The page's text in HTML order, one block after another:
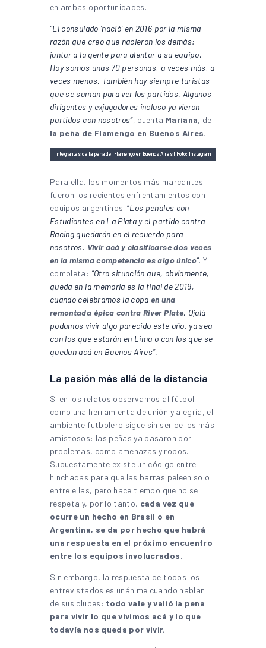
en ambas oportunidades.
“El consulado ‘nació’ en 2016 por la misma
razón que creo que nacieron los demás:
juntar a la gente para alentar a su equipo.
Hoy somos unas 70 personas, a veces más, a
veces menos. También hay siempre turistas
que se suman para ver los partidos. Algunos
dirigentes y exjugadores incluso ya vieron
partidos con nosotros”, cuenta Mariana, de
la peña de Flamengo en Buenos Aires.
Integrantes de la peña del Flamengo en Buenos Aires | Foto: Instagram
Para ella, los momentos más marcantes
fueron los recientes enfrentamientos con
equipos argentinos. “Los penales con
Estudiantes en La Plata y el partido contra
Racing quedarán en el recuerdo para
nosotros. Vivir acá y clasificarse dos veces
en la misma competencia es algo único”. Y
completa: “Otra situación que, obviamente,
queda en la memoria es la final de 2019,
cuando celebramos la copaen una
remontada épica contra River Plate. Ojalá
podamos vivir algo parecido este año, ya sea
con los que estarán en Lima o con los que se
quedan acá en Buenos Aires”.
La pasión más allá de la distancia
Si en los relatos observamos al fútbol
como una herramienta de unión y alegría, el
ambiente futbolero sigue sin ser de los más
amistosos: las peñas ya pasaron por
problemas, como amenazas y robos.
Supuestamente existe un código entre
hinchadas para que las barras peleen solo
entre ellas, pero hace tiempo que no se
respeta y, por lo tanto, cada vez que
ocurre un hecho en Brasil o en
Argentina, se da por hecho que habrá
una respuesta en el próximo encuentro
entre los equipos involucrados.
Sin embargo, la respuesta de todos los
entrevistados es unánime cuando hablan
de sus clubes: todo vale y valió la pena
para vivir lo que vivimos acá y lo que
todavía nos queda por vivir.